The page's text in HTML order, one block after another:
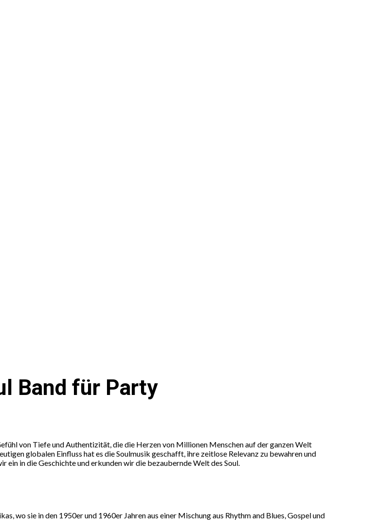
Band für Party
von Tiefe und Authentizität, die die Herzen von Millionen Menschen auf der ganzen Welt
globalen Einfluss hat es die Soulmusik geschafft, ihre zeitlose Relevanz zu bewahren und
ein in die Geschichte und erkunden wir die bezaubernde Welt des Soul.
wo sie in den 1950er und 1960er Jahren aus einer Mischung aus Rhythm and Blues, Gospel und